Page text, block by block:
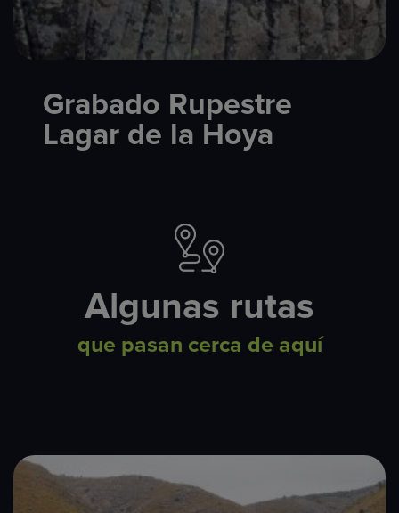
Grabado Rupestre
Lagar de la Hoya
Algunas rutas
que pasan cerca de aquí